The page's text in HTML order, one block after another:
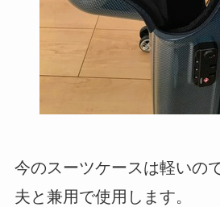
今のスーツケースは軽いの
夫と兼用で使用します。